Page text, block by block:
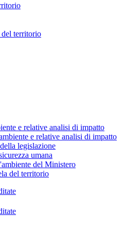
territorio
e relative analisi di impatto
e relative analisi di impatto
legislazione
umana
del Ministero
del territorio